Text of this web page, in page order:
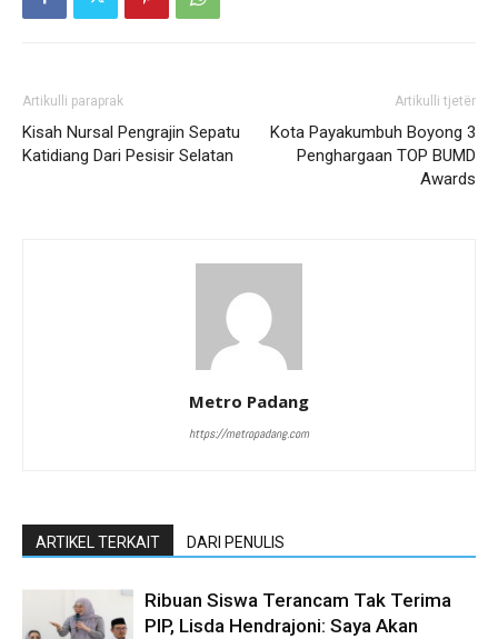
Artikulli paraprak
Kisah Nursal Pengrajin Sepatu
Katidiang Dari Pesisir Selatan
Artikulli tjetër
Kota Payakumbuh Boyong 3
Penghargaan TOP BUMD
Awards
Metro Padang
https://metropadang.com
ARTIKEL TERKAIT DARI PENULIS
Ribuan Siswa Terancam Tak Terima
PIP, Lisda Hendrajoni: Saya Akan